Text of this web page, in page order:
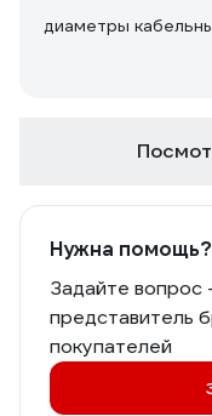
диаметры
Нужна помощь?
Задайте вопрос
представитель
покупателей